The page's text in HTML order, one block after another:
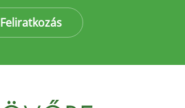
Feliratkozás